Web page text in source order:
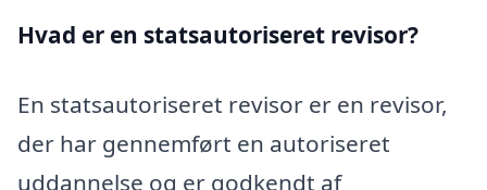
Hvad er en statsautoriseret revisor?
En statsautoriseret revisor er en revisor,
der har gennemført en autoriseret
uddannelse og er godkendt af